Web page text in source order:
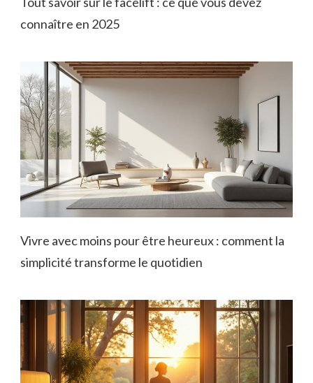
connaître en 2025
Vivre avec moins pour être heureux : comment la
simplicité transforme le quotidien